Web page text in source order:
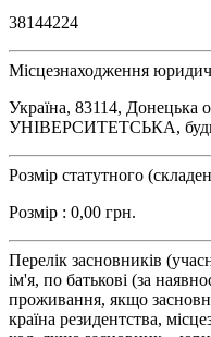
38144224
Місцезнаходження
Україна, 83114,
УНІВЕРСИТЕТСЬКА,
Розмір статутного
Розмір : 0,00 грн.
Перелік засновників
ім'я, по батькові (за
проживання, якщо
країна резидентства,